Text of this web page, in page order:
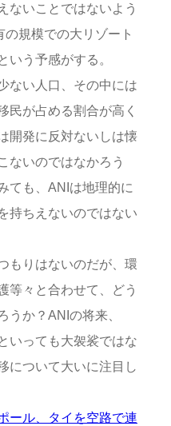
ないことではないよう
規模での大リゾート
いう予感がする。
ない人口、その中には
民が占める割合が高く
開発に反対ないしは懐
ないのではなかろう
ても、ANIは地理的に
持ちえないのではない
もりはないのだが、環
等々と合わせて、どう
うか？ANIの将来、
いっても大袈裟ではな
について大いに注目し
ール、タイを空路で連